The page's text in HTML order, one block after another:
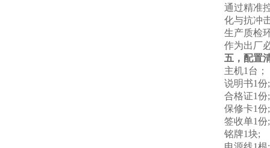
通过精准
化与抗冲
生产质检
作为出厂
五，配置
主机1台；
说明书1份;
合格证1份;
保修卡1份;
签收单1份;
铭牌1块;